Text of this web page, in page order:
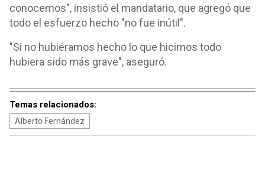
conocemos", insistió el mandatario, que agregó que
todo el esfuerzo hecho "no fue inútil".
"Si no hubiéramos hecho lo que hicimos todo
hubiera sido más grave", aseguró.
Temas relacionados:
Alberto Fernández